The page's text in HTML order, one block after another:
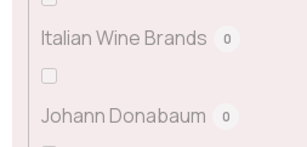
Italian Wine Brands 0
Johann Donabaum 0